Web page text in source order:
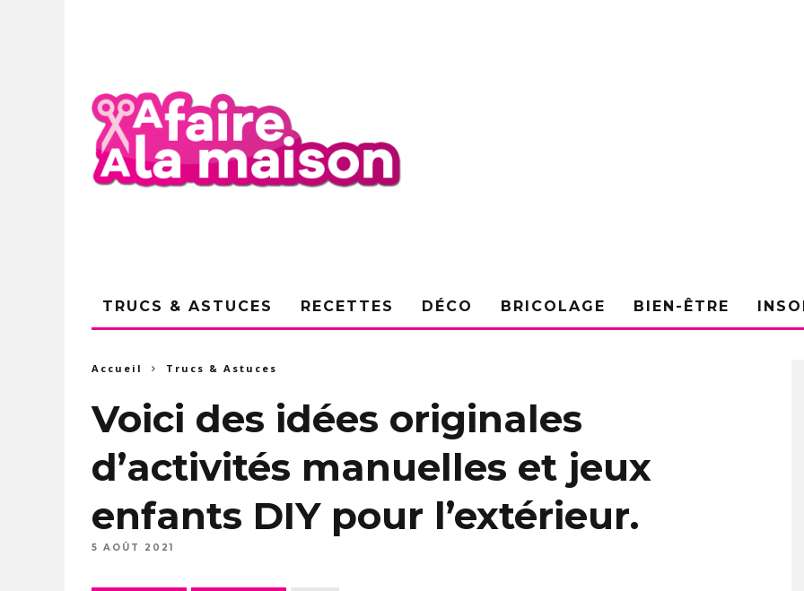
TRUCS & ASTUCES RECETTES DÉCO BRICOLAGE BIEN-ÊTRE
Accueil Trucs & Astuces
Voici des idées originales
d’activités manuelles et jeux
enfants DIY pour l’extérieur.
5 AOÛT 2021